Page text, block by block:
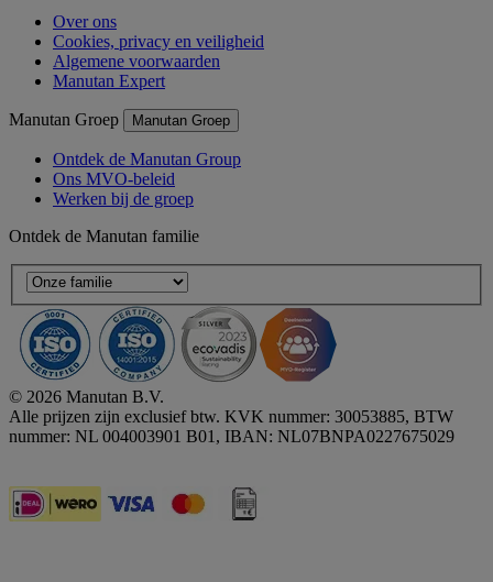
Over ons
Cookies, privacy en veiligheid
Algemene voorwaarden
Manutan Expert
Manutan Groep Manutan Groep
Ontdek de Manutan Group
Ons MVO-beleid
Werken bij de groep
Ontdek de Manutan familie
© 2026 Manutan B.V.
Alle prijzen zijn exclusief btw. KVK nummer: 30053885, BTW
nummer: NL 004003901 B01, IBAN: NL07BNPA0227675029